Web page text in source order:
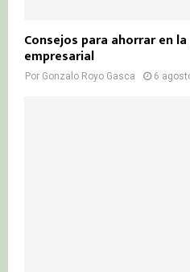
Consejos para ahorrar en
empresarial
Por Gonzalo Royo Gasca 6